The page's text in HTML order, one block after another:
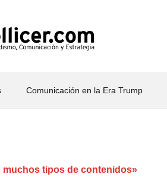
Comunicación en la Era Trump
muchos tipos de contenidos»